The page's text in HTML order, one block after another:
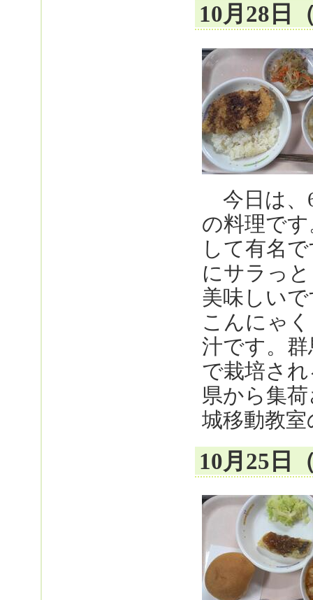
10月28日
今日は、
の料理で
して有名
にサラっ
美味しい
こんにゃ
汁です。
で栽培さ
県から集
城移動教
10月25日